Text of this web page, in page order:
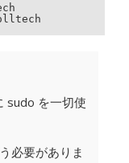
sudo を一切使
必要がありま